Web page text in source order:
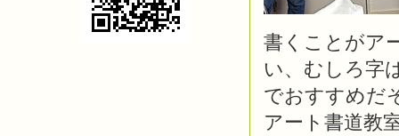
書くことがア
い、むしろ字
でおすすめだ
アート書道教